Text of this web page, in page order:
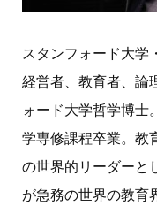
スタンフォード大学
経営者、教育者、論
ォード大学哲学博士
学専修課程卒業。教
の世界的リーダーと
が急務の世界の教育